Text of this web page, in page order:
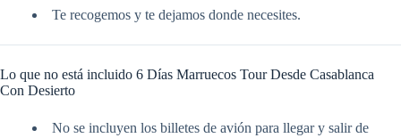
Te recogemos y te dejamos donde necesites.
Lo que no está incluido 6 Días Marruecos Tour Desde Casablanca
Con Desierto
No se incluyen los billetes de avión para llegar y salir de